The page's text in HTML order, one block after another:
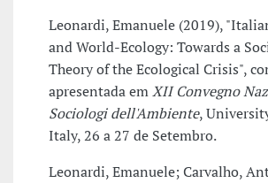
Leonardi, Emanuele (2019),
and World-Ecology: Towards a
Theory of the Ecological Crisis",
apresentada emXII Convegno
Sociologi dell'Ambiente,
Italy, 26 a 27 de Setembro.
Leonardi, Emanuele; Carvalho,